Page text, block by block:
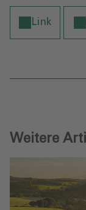
Link
Weitere